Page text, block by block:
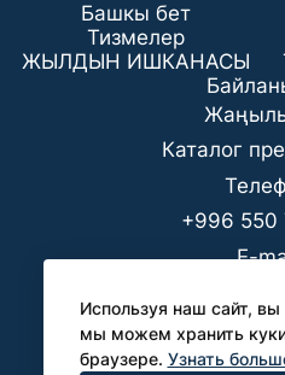
Используя наш сайт, вы
мы можем хранить
браузере. Узнать
Башкы бет
Тизмелер
ЖЫЛДЫН ИШКАНАСЫ
Каталог
+996 550
E-
БААК